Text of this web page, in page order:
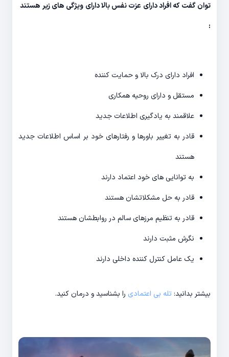
توان گفت که افراد دارای عزت نفس بالا دارای ویژگی های زیر هستند
:
افراد دارای درک بالا و حمایت کننده
مستقل و دارای روحیه همکاری
علاقمند به یادگیری اطلاعات جدید
قادر به تغییر باورها و رفتارهای خود بر اساس اطلاعات جدید
هستند
به توانایی های خود اعتماد دارند
قادر به حل مشکلاتشان هستند
قادر به تنظیم مرزهای سالم در روابطشان هستند
نگرش مثبت دارند
یک عامل کنترل کننده داخلی دارند
بیشتر بدانید:تله بی اعتمادی را بشناسید و درمان کنید.